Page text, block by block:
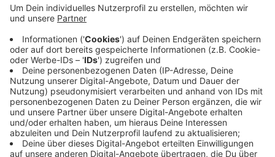
Das zeigen die Anmeldezahlen für das neue Schuljahr.
Eltern haben fast 200 Kinder angemeldet. Das ist die
dritthöchste Anmeldezahl in der Geschichte der
Schule. Aus Münster gibt es deutlich weniger
Anmeldungen als in den Vorjahren. Dafür gibt es
deutlich mehr Zuspruch aus Altenberge und Senden.
Da es mehr Anmeldungen als Plätze gibt, entscheidet
jetzt das Losverfahren. Bis Mittwoch bekommen die
Eltern Bescheid.